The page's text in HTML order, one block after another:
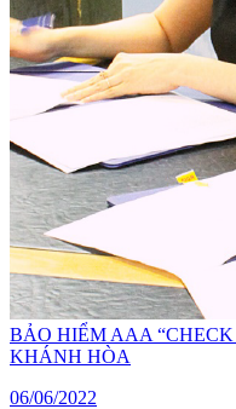
BẢO HIỂM AAA
KHÁNH HÒA
06/06/2022